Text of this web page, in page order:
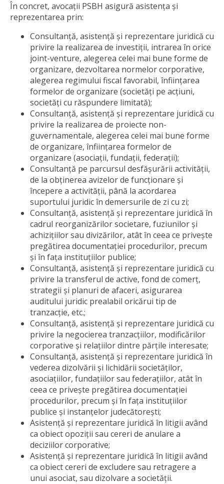
În concret, avocații PSBH asigură asistența și
reprezentarea prin:
Consultanță, asistență și reprezentare juridică cu
privire la realizarea de investiții, intrarea în orice
joint-venture, alegerea celei mai bune forme de
organizare, dezvoltarea normelor corporative,
alegerea regimului fiscal favorabil, înființarea
formelor de organizare (societăți pe acțiuni,
societăți cu răspundere limitată);
Consultanță, asistență și reprezentare juridică cu
privire la realizarea de proiecte non-
guvernamentale, alegerea celei mai bune forme
de organizare, înființarea formelor de
organizare (asociații, fundații, federații);
Consultanță pe parcursul desfășurării activității,
de la obținerea avizelor de funcționare și
începere a activității, până la acordarea
suportului juridic în demersurile de zi cu zi;
Consultanță, asistență și reprezentare juridică în
cadrul reorganizărilor societare, fuziunilor și
achizițiilor sau divizărilor, atât în ceea ce privește
pregătirea documentației procedurilor, precum
și în fața instituțiilor publice;
Consultanță, asistență și reprezentare juridică cu
privire la transferul de active, fond de comerț,
strategii și planuri de afaceri, asigurarea
auditului juridic prealabil oricărui tip de
tranzacție, etc.;
Consultanță, asistență și reprezentare juridică cu
privire la negocierea tranzacțiilor, modificărilor
corporative și relațiilor dintre părțile interesate;
Consultanță, asistență și reprezentare juridică în
vederea dizolvării și lichidării societăților,
asociațiilor, fundațiilor sau federațiilor, atât în
ceea ce privește pregătirea documentației
procedurilor, precum și în fața instituțiilor
publice și instanțelor judecătorești;
Asistență și reprezentare juridică în litigii având
ca obiect opoziții sau cereri de anulare a
deciziilor corporative;
Asistență și reprezentare juridică în litigii având
ca obiect cereri de excludere sau retragere a
unui asociat, sau dizolvare a societății.